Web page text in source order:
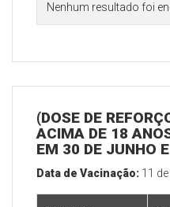
Nenhum resultado foi
(DOSE DE
ACIMA DE 18
EM 30 DE JUNHO
Data de Vacinação: 11